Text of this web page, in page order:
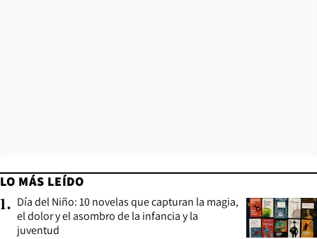
LO MÁS LEÍDO
1. Día del Niño: 10 novelas que capturan la magia,
el dolor y el asombro de la infancia y la
juventud